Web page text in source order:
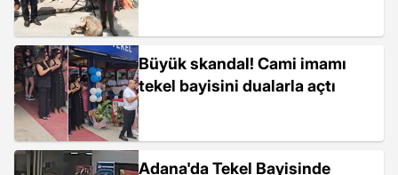
Büyük skandal! Cami imamı
tekel bayisini dualarla açtı
Adana'da Tekel Bayisinde